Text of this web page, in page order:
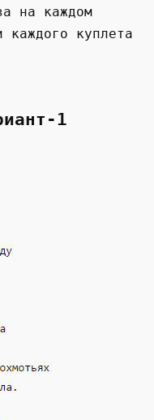
на каждом
каждого куплета
1